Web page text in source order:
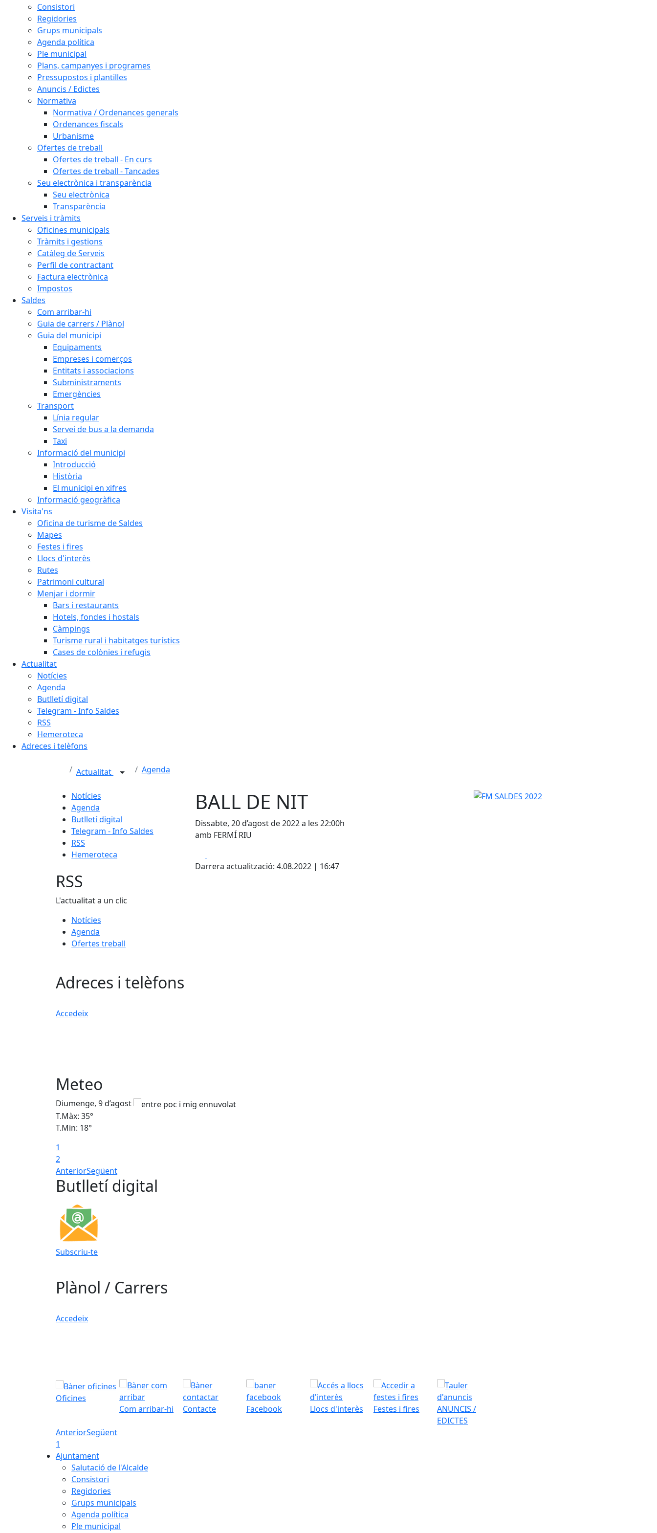
Consistori
Regidories
Grups municipals
Agenda política
Ple municipal
Plans, campanyes i programes
Pressupostos i plantilles
Anuncis / Edictes
Normativa
Normativa / Ordenances generals
Ordenances fiscals
Urbanisme
Ofertes de treball
Ofertes de treball - En curs
Ofertes de treball - Tancades
Seu electrònica i transparència
Seu electrònica
Transparència
Serveis i tràmits
Oficines municipals
Tràmits i gestions
Catàleg de Serveis
Perfil de contractant
Factura electrònica
Impostos
Saldes
Com arribar-hi
Guia de carrers / Plànol
Guia del municipi
Equipaments
Empreses i comerços
Entitats i associacions
Subministraments
Emergències
Transport
Línia regular
Servei de bus a la demanda
Taxi
Informació del municipi
Introducció
Història
El municipi en xifres
Informació geogràfica
Visita'ns
Oficina de turisme de Saldes
Mapes
Festes i fires
Llocs d'interès
Rutes
Patrimoni cultural
Menjar i dormir
Bars i restaurants
Hotels, fondes i hostals
Càmpings
Turisme rural i habitatges turístics
Cases de colònies i refugis
Actualitat
Notícies
Agenda
Butlletí digital
Telegram - Info Saldes
RSS
Hemeroteca
Adreces i telèfons
Actualitat Agenda
Notícies
Agenda
Butlletí digital
Telegram - Info Saldes
RSS
Hemeroteca
BALL DE NIT
Dissabte, 20 d’agost de 2022 a les 22:00h
amb FERMÍ RIU
Darrera actualització: 4.08.2022 | 16:47
FM SALDES 2022
RSS
L'actualitat a un clic
Notícies
Agenda
Ofertes treball
Adreces i telèfons
Accedeix
Meteo
Diumenge, 9 d’agost
T.Màx: 35°
T.Min: 18°
1
2
AnteriorSegüent
Butlletí digital
Subscriu-te
Plànol / Carrers
Accedeix
Oficines
Com arribar-hi
Contacte Facebook Llocs d'interès Festes i fires
ANUNCIS /
EDICTES
AnteriorSegüent
1
Ajuntament
Salutació de l'Alcalde
Consistori
Regidories
Grups municipals
Agenda política
Ple municipal